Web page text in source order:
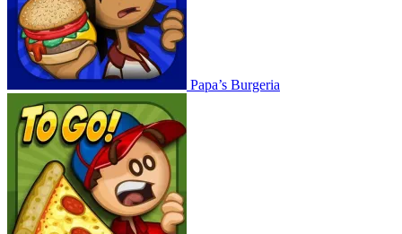
Papa’s Burgeria